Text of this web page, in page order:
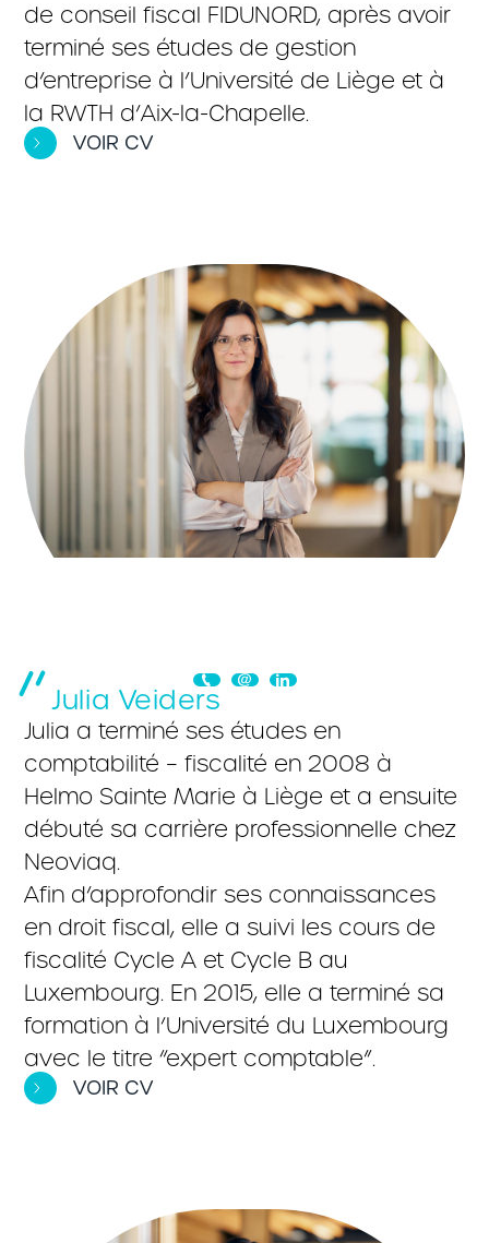
de conseil fiscal FIDUNORD, après avoir
terminé ses études de gestion
d’entreprise à l’Université de Liège et à
la RWTH d’Aix-la-Chapelle.
VOIR CV
Julia Veiders
Julia a terminé ses études en
comptabilité – fiscalité en 2008 à
Helmo Sainte Marie à Liège et a ensuite
débuté sa carrière professionnelle chez
Neoviaq.
Afin d’approfondir ses connaissances
en droit fiscal, elle a suivi les cours de
fiscalité Cycle A et Cycle B au
Luxembourg. En 2015, elle a terminé sa
formation à l’Université du Luxembourg
avec le titre “expert comptable”.
VOIR CV